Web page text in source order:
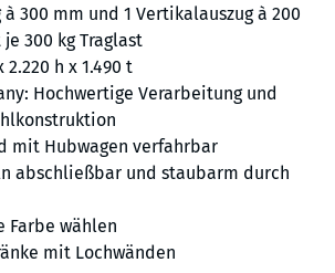
300 mm und 1 Vertikalauszug à 200
300 kg Traglast
2.220 h x 1.490 t
Hochwertige Verarbeitung und
mit Hubwagen verfahrbar
abschließbar und staubarm durch
Farbe wählen
mit Lochwänden